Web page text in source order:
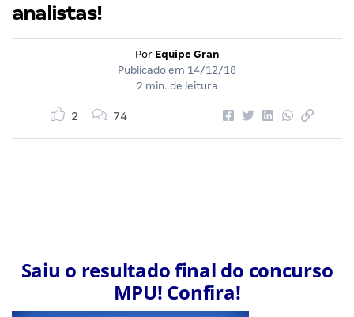
analistas!
Por Equipe Gran
Publicado em 14/12/18
2 min. de leitura
2 74
Saiu o resultado final do concurso
MPU! Confira!